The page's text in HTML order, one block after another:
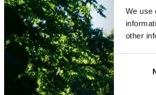
We use
other
Consent
Selection